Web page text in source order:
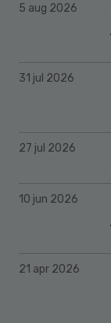
5 aug 2026
31 jul 2026
27 jul 2026
10 jun 2026
21 apr 2026